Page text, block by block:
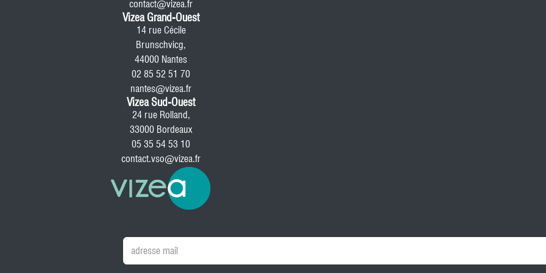
contact@vizea.fr
Vizea Grand-Ouest
14 rue Cécile
Brunschvicg,
44000 Nantes
02 85 52 51 70
nantes@vizea.fr
Vizea Sud-Ouest
24 rue Rolland,
33000 Bordeaux
05 35 54 53 10
contact.vso@vizea.fr